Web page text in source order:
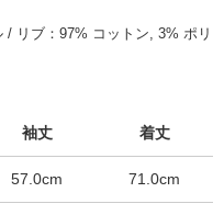
リブ：97% コットン, 3% ポリ
袖丈 着丈
57.0cm 71.0cm